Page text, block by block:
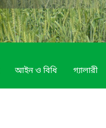
আইন ও বিধি গ্যালারী